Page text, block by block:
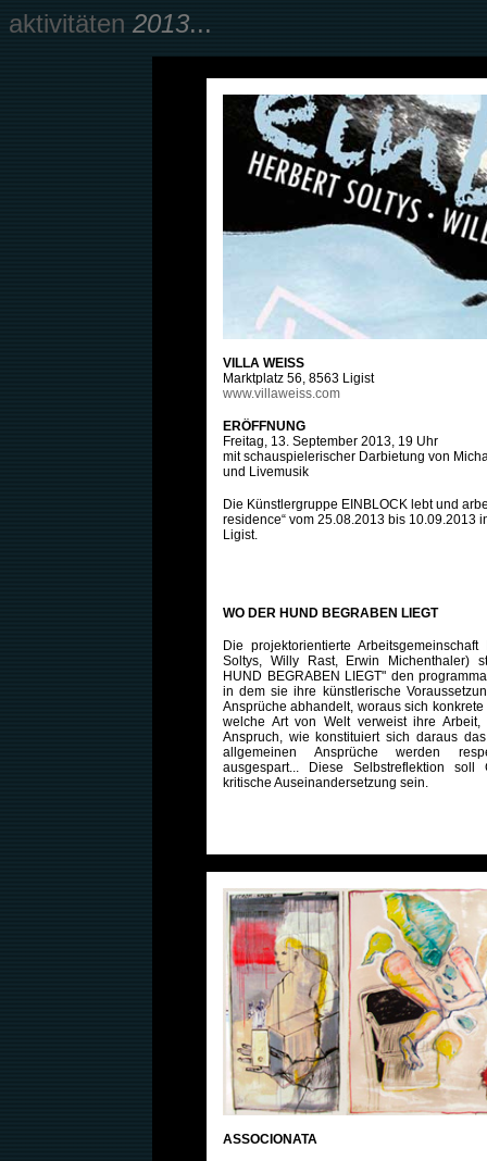
aktivitäten 2013...
VILLA WEISS
Marktplatz 56, 8563 Ligist
www.villaweiss.com
ERÖFFNUNG
Freitag, 13. September 2013, 19 Uhr
mitschauspielerischer Darbietung von
und Livemusik
Die Künstlergruppe EINBLOCK lebt und
residence“ vom 25.08.2013 bis 10.09.2013
Ligist.
WO DER HUND BEGRABEN LIEGT
Die projektorientierte Arbeitsgemeinschaft
Soltys, Willy Rast, Erwin Michenthaler)
HUND BEGRABEN LIEGT" den
in dem sie ihre künstlerische
Ansprüche abhandelt, woraus sich
welche Art von Welt verweist ihre
Anspruch, wie konstituiert sich daraus
allgemeinen Ansprüche werden
ausgespart... Diese Selbstreflektion
kritische Auseinandersetzung sein.
ASSOCIONATA